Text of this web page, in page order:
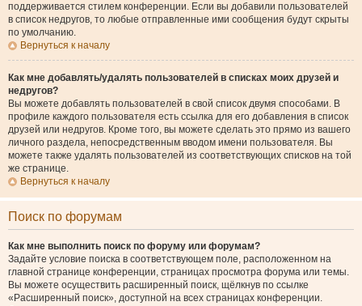
поддерживается стилем конференции. Если вы добавили пользователей
в список недругов, то любые отправленные ими сообщения будут скрыты
по умолчанию.
Вернуться к началу
Как мне добавлять/удалять пользователей в списках моих друзей и
недругов?
Вы можете добавлять пользователей в свой список двумя способами. В
профиле каждого пользователя есть ссылка для его добавления в список
друзей или недругов. Кроме того, вы можете сделать это прямо из вашего
личного раздела, непосредственным вводом имени пользователя. Вы
можете также удалять пользователей из соответствующих списков на той
же странице.
Вернуться к началу
Поиск по форумам
Как мне выполнить поиск по форуму или форумам?
Задайте условие поиска в соответствующем поле, расположенном на
главной странице конференции, страницах просмотра форума или темы.
Вы можете осуществить расширенный поиск, щёлкнув по ссылке
«Расширенный поиск», доступной на всех страницах конференции.